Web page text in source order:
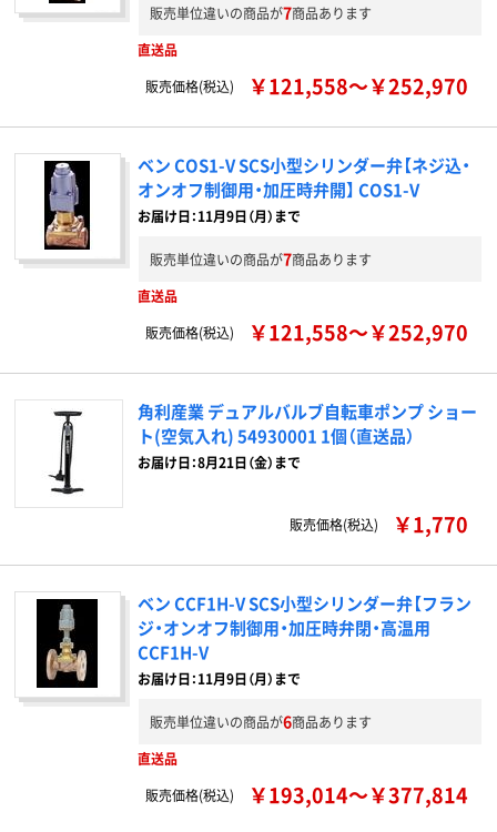
販売単位違いの商品が7商品あります
直送品
販売価格(税込)
￥121,558～￥252,970
ベン COS1-V SCS小型シリンダー弁【ネジ込・
オンオフ制御用・加圧時弁開】 COS1-V
お届け日：11月9日（月）まで
販売単位違いの商品が7商品あります
直送品
販売価格(税込)
￥121,558～￥252,970
角利産業 デュアルバルブ自転車ポンプ ショー
ト(空気入れ) 54930001 1個（直送品）
お届け日：8月21日（金）まで
販売価格(税込) ￥1,770
ベン CCF1H-V SCS小型シリンダー弁【フラン
ジ・オンオフ制御用・加圧時弁閉・高温用
CCF1H-V
お届け日：11月9日（月）まで
販売単位違いの商品が6商品あります
直送品
販売価格(税込)
￥193,014～￥377,814